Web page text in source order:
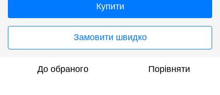
Купити
Замовити швидко
До обраного Порівняти